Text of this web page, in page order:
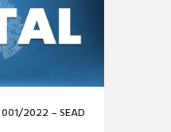
2022 – SEAD